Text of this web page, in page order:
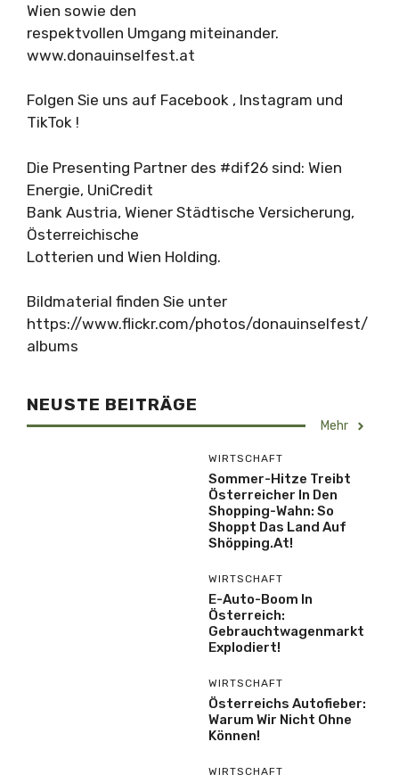
Wien sowie den
respektvollen Umgang miteinander.
www.donauinselfest.at
Folgen Sie uns auf Facebook , Instagram und
TikTok !
Die Presenting Partner des #dif26 sind: Wien
Energie, UniCredit
Bank Austria, Wiener Städtische Versicherung,
Österreichische
Lotterien und Wien Holding.
Bildmaterial finden Sie unter
https://www.flickr.com/photos/donauinselfest/
albums
NEUSTE BEITRÄGE
Mehr
WIRTSCHAFT
Sommer-Hitze Treibt
Österreicher In Den
Shopping-Wahn: So
Shoppt Das Land Auf
Shöpping.at!
WIRTSCHAFT
E-Auto-Boom In
Österreich:
Gebrauchtwagenmarkt
Explodiert!
WIRTSCHAFT
Österreichs Autofieber:
Warum Wir Nicht Ohne
Können!
WIRTSCHAFT